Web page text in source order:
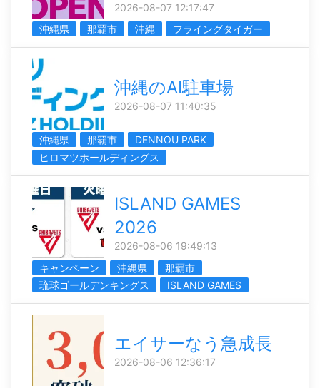
2026-08-07 12:17:47
沖縄県
那覇市 沖縄 フライングタイガー
沖縄のAI駐車場
2026-08-07 11:40:35
沖縄県 那覇市
DENNOU PARK
ヒロマツホールディングス
ISLAND GAMES
2026
2026-08-06 19:49:13
キャンペーン
沖縄県
那覇市
琉球ゴールデンキングス
ISLAND GAMES
エイサーなう急成長
2026-08-06 12:36:17